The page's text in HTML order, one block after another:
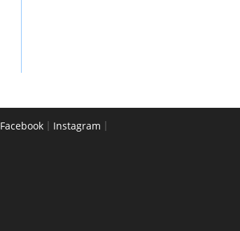
Facebook ｜ Instagram ｜